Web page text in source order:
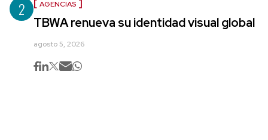
2 AGENCIAS
TBWA renueva su identidad visual global
agosto 5, 2026